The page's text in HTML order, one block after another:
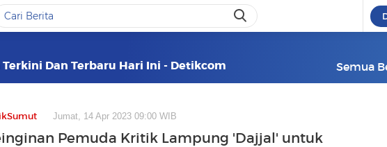
Dan Terbaru Hari Ini - Detikcom Semua
Jumat, 14 Apr 2023 09:00 WIB
Pemuda Kritik Lampung 'Dajjal' untuk